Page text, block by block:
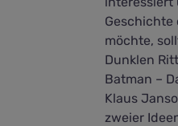
Geschichte
möchte,
Dunklen
Batman –
Klaus
zweier